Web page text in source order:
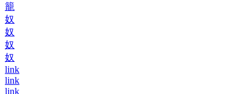
籠
奴
奴
奴
奴
link
link
link